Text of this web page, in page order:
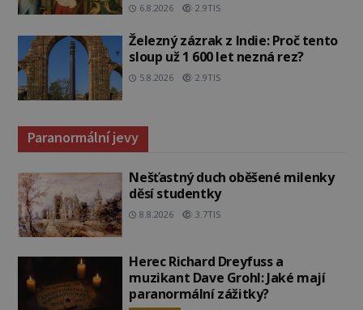
6.8.2026 2.9TIS
Železný zázrak z Indie: Proč tento
sloup už 1 600 let nezná rez?
5.8.2026 2.9TIS
Paranormální jevy
Nešťastný duch oběšené milenky
děsí studentky
8.8.2026 3.7TIS
Herec Richard Dreyfuss a
muzikant Dave Grohl: Jaké mají
paranormální zážitky?